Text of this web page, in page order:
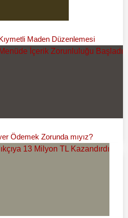
Maden Düzenlemesi
Ödemek Zorunda mıyız?